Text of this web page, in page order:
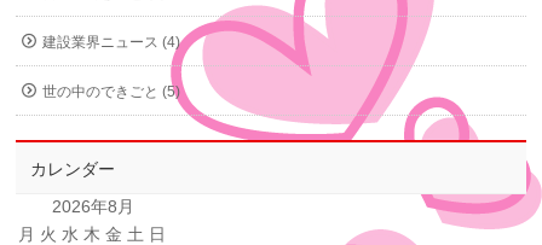
建設業界ニュース (4)
世の中のできごと (5)
カレンダー
2026年8月
月 火 水 木 金 土 日